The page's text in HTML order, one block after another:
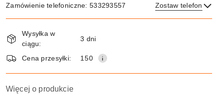
Zamówienie telefoniczne: 533293557 Zostaw telefon
i
dostawa
Wysyłka w
ciągu:
3 dni
Cena przesyłki: 150
Więcej o produkcie